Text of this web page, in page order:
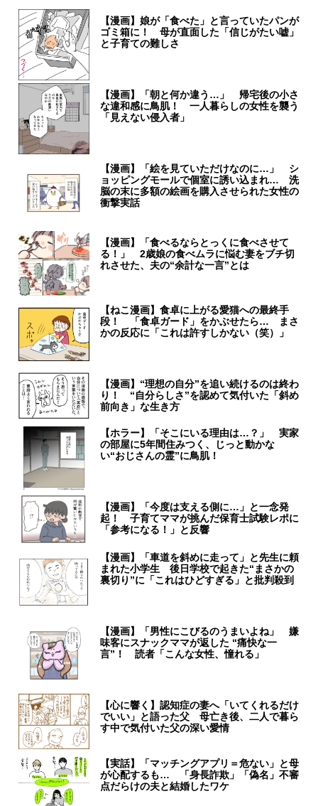
【漫画】娘が「食べた」と言っていたパンが
ゴミ箱に！ 母が直面した「信じがたい嘘」
と子育ての難しさ
【漫画】「朝と何か違う…」 帰宅後の小さ
な違和感に鳥肌！ 一人暮らしの女性を襲う
「見えない侵入者」
【漫画】「絵を見ていただけなのに…」 シ
ョッピングモールで個室に誘い込まれ… 洗
脳の末に多額の絵画を購入させられた女性の
衝撃実話
【漫画】「食べるならとっくに食べさせて
る！」 2歳娘の食べムラに悩む妻をブチ切
れさせた、夫の“余計な一言”とは
【ねこ漫画】食卓に上がる愛猫への最終手
段！ 「食卓ガード」をかぶせたら… まさ
かの反応に「これは許すしかない（笑）」
【漫画】“理想の自分”を追い続けるのは終わ
り！ “自分らしさ”を認めて気付いた「斜め
前向き」な生き方
【ホラー】「そこにいる理由は…？」 実家
の部屋に5年間住みつく、じっと動かな
い“おじさんの霊”に鳥肌！
【漫画】「今度は支える側に…」と一念発
起！ 子育てママが挑んだ保育士試験レポに
「参考になる！」と反響
【漫画】「車道を斜めに走って」と先生に頼
まれた小学生 後日学校で起きた“まさかの
裏切り”に「これはひどすぎる」と批判殺到
【漫画】「男性にこびるのうまいよね」 嫌
味客にスナックママが返した “痛快な一
言”！ 読者「こんな女性、憧れる」
【心に響く】認知症の妻へ「いてくれるだけ
でいい」と語った父 母亡き後、二人で暮ら
す中で気付いた父の深い愛情
【実話】「マッチングアプリ＝危ない」と母
が心配するも… 「身長詐欺」「偽名」不審
点だらけの夫と結婚したワケ